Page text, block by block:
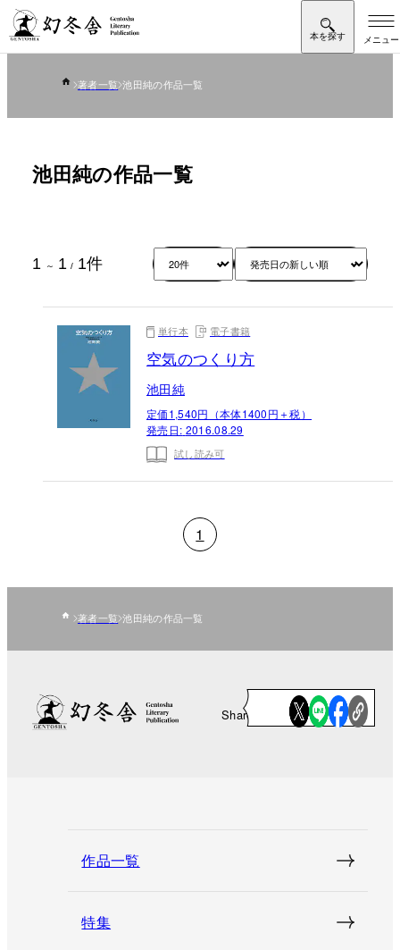
著者一覧 池田純の作品一覧
池田純の作品一覧
1 ～ 1 / 1件
単行本 電子書籍
空気のつくり方
池田純
定価1,540円（本体1400円＋税）
発売日: 2016.08.29
試し読み可
1
著者一覧 池田純の作品一覧
Share
作品一覧
特集